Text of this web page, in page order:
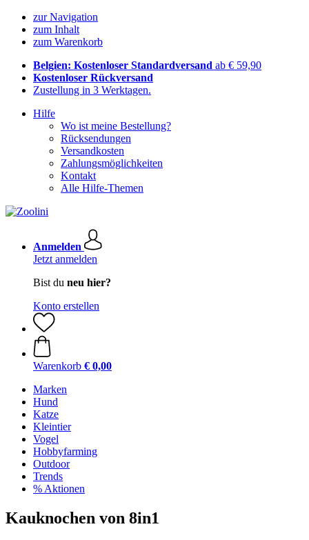
zur Navigation
zum Inhalt
zum Warenkorb
Belgien: Kostenloser Standardversand ab € 59,90
Kostenloser Rückversand
Zustellung in 3 Werktagen.
Hilfe
Wo ist meine Bestellung?
Rücksendungen
Versandkosten
Zahlungsmöglichkeiten
Kontakt
Alle Hilfe-Themen
Anmelden
Jetzt anmelden
Bist du neu hier?
Konto erstellen
Warenkorb € 0,00
Marken
Hund
Katze
Kleintier
Vogel
Hobbyfarming
Outdoor
Trends
% Aktionen
Kauknochen von 8in1